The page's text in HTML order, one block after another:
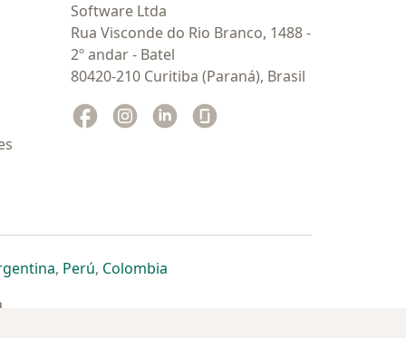
Software Ltda
Rua Visconde do Rio Branco, 1488 -
2º andar - Batel
80420-210 Curitiba (Paraná), Brasil
Facebook
abre num novo separador
Instagram
abre num novo separador
Linkedin
abre num novo separador
separador
num novo separador
abre num novo separador
, Perúabre num novo separador
, Colombiaabre num novo separador